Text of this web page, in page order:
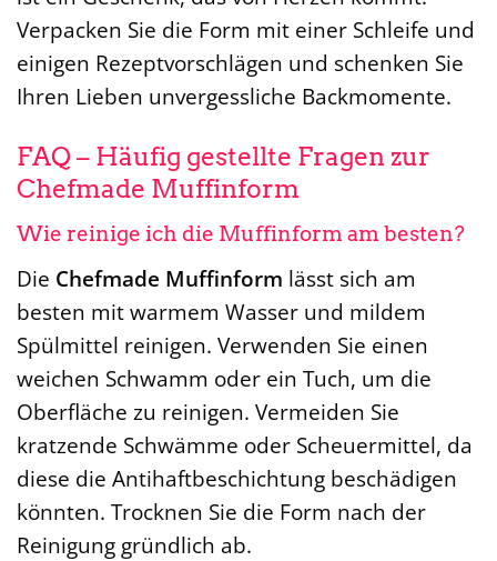
Verpacken Sie die Form mit einer Schleife und
einigen Rezeptvorschlägen und schenken Sie
Ihren Lieben unvergessliche Backmomente.
FAQ – Häufig gestellte Fragen zur
Chefmade Muffinform
Wie reinige ich die Muffinform am besten?
Die Chefmade Muffinform lässt sich am
besten mit warmem Wasser und mildem
Spülmittel reinigen. Verwenden Sie einen
weichen Schwamm oder ein Tuch, um die
Oberfläche zu reinigen. Vermeiden Sie
kratzende Schwämme oder Scheuermittel, da
diese die Antihaftbeschichtung beschädigen
könnten. Trocknen Sie die Form nach der
Reinigung gründlich ab.